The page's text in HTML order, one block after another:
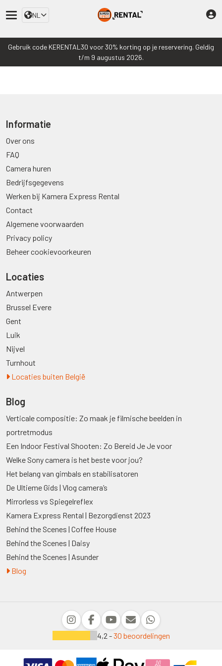
NL
Gebruik code KERENTAL30 voor 30% korting op je reservering. Geldig
t/m 9 augustus 2026.
Informatie
Over ons
FAQ
Camera huren
Bedrijfsgegevens
Werken bij Kamera Express Rental
Contact
Algemene voorwaarden
Privacy policy
Beheer cookievoorkeuren
Locaties
Antwerpen
Brussel Evere
Gent
Luik
Nijvel
Turnhout
Locaties buiten België
Blog
Verticale compositie: Zo maak je filmische beelden in
portretmodus
Een Indoor Festival Shooten: Zo Bereid Je Je voor
Welke Sony camera is het beste voor jou?
Het belang van gimbals en stabilisatoren
De Ultieme Gids | Vlog camera’s
Mirrorless vs Spiegelreflex
Kamera Express Rental | Bezorgdienst 2023
Behind the Scenes | Coffee House
Behind the Scenes | Daisy
Behind the Scenes | Asunder
Blog
4,2 -30 beoordelingen